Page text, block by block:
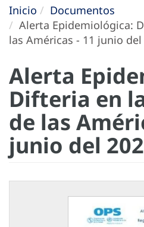
Inicio
Documentos
Alerta Epidemiológica:
las Américas - 11 junio del
Alerta
Difteria en
de las
junio del